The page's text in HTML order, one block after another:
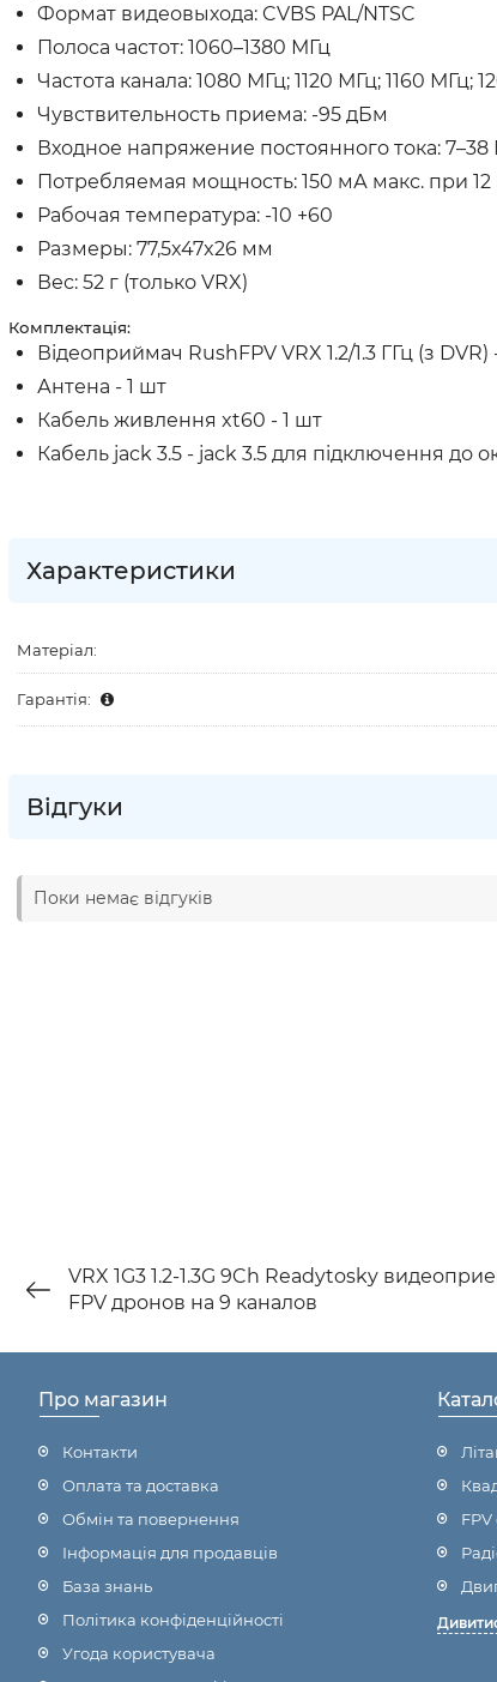
Формат видеовыхода: CVBS PAL/NTSC
Полоса частот: 1060–1380 МГц
Частота канала: 1080 МГц; 1120 МГц; 1160 МГц;
Чувствительность приема: -95 дБм
Входное напряжение постоянного тока: 7–38
Потребляемая мощность: 150 мА макс. при 12
Рабочая температура: -10 +60
Размеры: 77,5x47x26 мм
Вес: 52 г (только VRX)
Комплектація:
Відеоприймач RushFPV VRX 1.2/1.3 ГГц (з DVR)
Антена - 1 шт
Кабель живлення xt60 - 1 шт
Кабель jack 3.5 - jack 3.5 для підключення до
Характеристики
Матеріал:
Гарантія:
Відгуки
Поки немає відгуків
VRX 1G3 1.2-1.3G 9Ch Readytosky
FPV дронов на 9 каналов
Про магазин
Контакти
Оплата та доставка
Обмін та повернення
Інформація для продавців
База знань
Політика конфіденційності
Угода користувача